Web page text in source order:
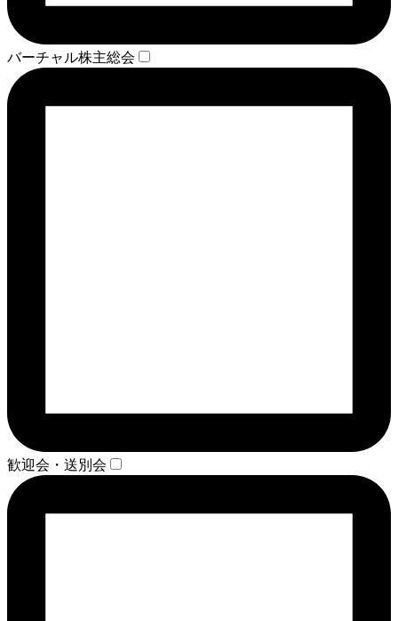
バーチャル株主総会
歓迎会・送別会